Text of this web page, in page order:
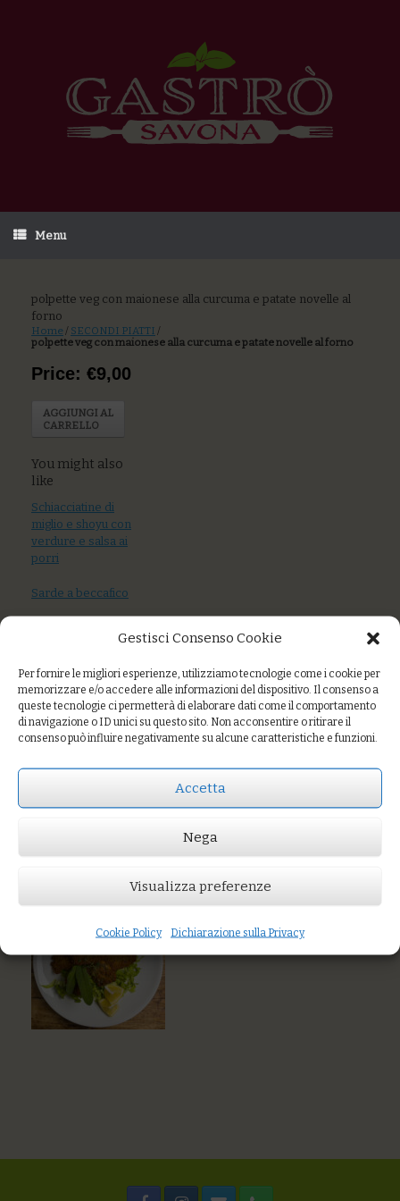
Gestisci Consenso Cookie
Per fornire le migliori esperienze, utilizziamo tecnologie come i cookie per
memorizzare e/o accedere alle informazioni del dispositivo. Il consenso a
queste tecnologie ci permetterà di elaborare dati come il comportamento
di navigazione o ID unici su questo sito. Non acconsentire o ritirare il
consenso può influire negativamente su alcune caratteristiche e funzioni.
Accetta
Nega
Visualizza preferenze
Cookie Policy Dichiarazione sulla Privacy
Menu
polpette veg con maionese alla curcuma e patate novelle al
forno
Home / SECONDI PIATTI /
polpette veg con maionese alla curcuma e patate novelle al forno
zucchine, olive taggiasche, capperi
Price: €9,00
AGGIUNGI AL
CARRELLO
You might also
like
Schiacciatine di
miglio e shoyu con
verdure e salsa ai
porri
Sarde a beccafico
pomodoro secco
e capperi